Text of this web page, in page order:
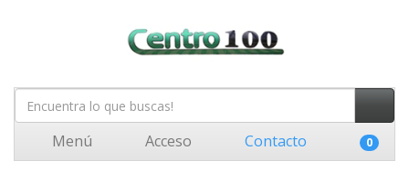
Menú Acceso Contacto 0